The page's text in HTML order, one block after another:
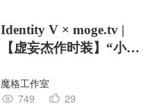
Identity V × moge.tv |
【虚妄杰作时装】“小女
魔格工作室
749
29